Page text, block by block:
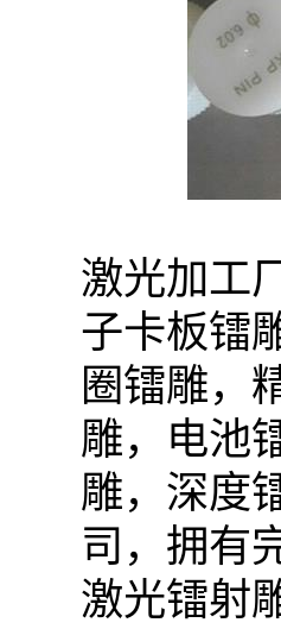
激光加工
子卡板镭
圈镭雕，
雕，电池
雕，深度
司，拥有
激光镭射